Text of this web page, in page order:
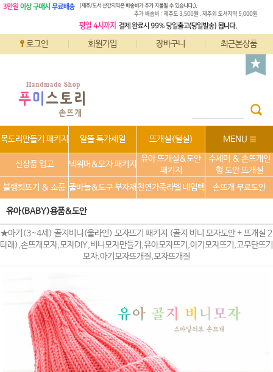
로그인 회원가입 장바구니 최근본상품
목도리만들기 패키지 알뜰 특가세일 뜨개실(털실) MENU
신상품 입고 넥워머&모자 패키지
유아 뜨개실&도안
패키지
수세미 & 손뜨개인
형 도안 뜨개실
블랭킷뜨기 & 소품 줄바늘&도구 부자재 천연가죽라벨 네임텍 손뜨개 무료도안
유아(BABY)용품&도안
★아기(3~4세) 골지비니(울라인) 모자뜨기 패키지 (골지 비니 모자도안 + 뜨개실 2
타래),손뜨개모자,모자DIY,비니모자만들기,유아모자뜨기,아기모자뜨기,고무단뜨기
모자,아기모자뜨개질,모자뜨개질